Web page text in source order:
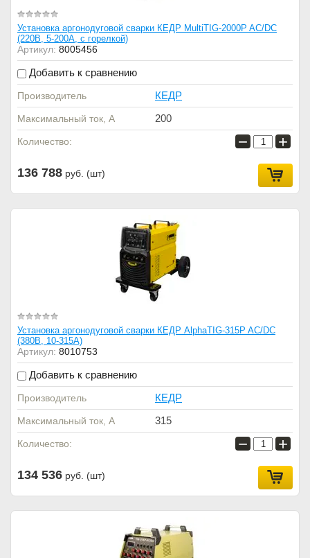
Установка аргонодуговой сварки КЕДР MultiTIG-2000P AC/DC
(220В, 5-200А, с горелкой)
Артикул: 8005456
Добавить к сравнению
Производитель КЕДР
Максимальный ток, А 200
Количество: − +
136 788 руб. (шт)
Установка аргонодуговой сварки КЕДР AlphaTIG-315P AC/DC
(380В, 10-315А)
Артикул: 8010753
Добавить к сравнению
Производитель КЕДР
Максимальный ток, А 315
Количество: − +
134 536 руб. (шт)